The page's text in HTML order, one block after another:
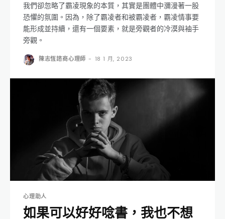
我們卻忽略了霸凌現象的本質，其實是團體中瀰漫著一股
恐懼的氛圍。因為，除了霸凌者和被霸凌者，霸凌情事要
能形成並持續，還有一個要素，就是旁觀者的冷漠與袖手
旁觀。
陳志恆諮商心理師 - 18 1 月, 2023
心理助人
如果可以好好唸書，我也不想